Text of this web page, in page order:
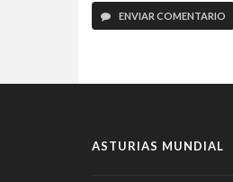
ENVIAR COMENTARIO
ASTURIAS MUNDIAL